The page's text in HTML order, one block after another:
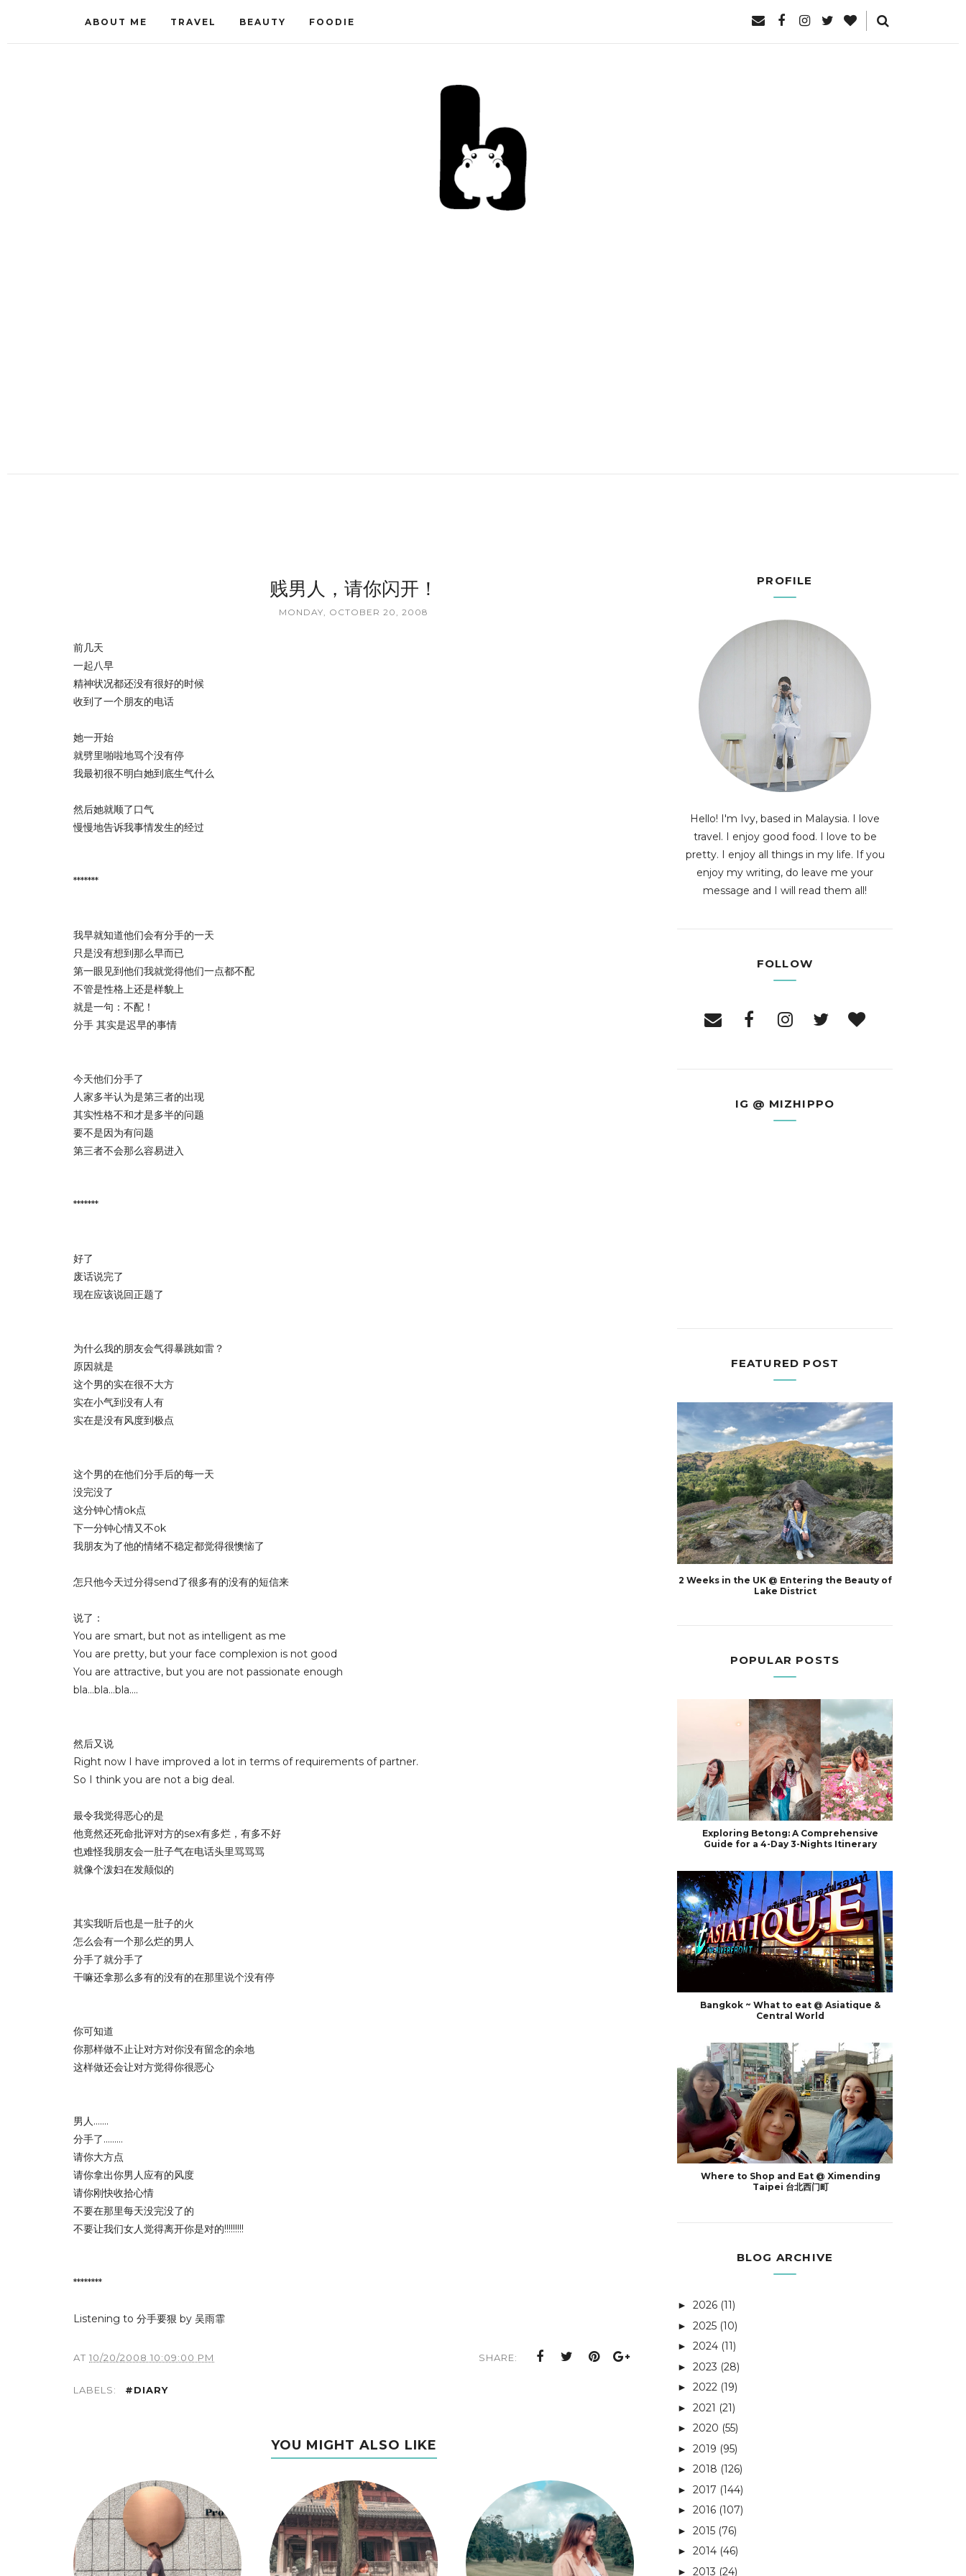
ABOUT ME TRAVEL BEAUTY FOODIE
贱男人，请你闪开！
MONDAY, OCTOBER 20, 2008
前几天
一起八早
精神状况都还没有很好的时候
收到了一个朋友的电话
她一开始
就劈里啪啦地骂个没有停
我最初很不明白她到底生气什么
然后她就顺了口气
慢慢地告诉我事情发生的经过
*******
我早就知道他们会有分手的一天
只是没有想到那么早而已
第一眼见到他们我就觉得他们一点都不配
不管是性格上还是样貌上
就是一句：不配！
分手 其实是迟早的事情
今天他们分手了
人家多半认为是第三者的出现
其实性格不和才是多半的问题
要不是因为有问题
第三者不会那么容易进入
*******
好了
废话说完了
现在应该说回正题了
为什么我的朋友会气得暴跳如雷？
原因就是
这个男的实在很不大方
实在小气到没有人有
实在是没有风度到极点
这个男的在他们分手后的每一天
没完没了
这分钟心情ok点
下一分钟心情又不ok
我朋友为了他的情绪不稳定都觉得很懊恼了
怎只他今天过分得send了很多有的没有的短信来
说了：
You are smart, but not as intelligent as me
You are pretty, but your face complexion is not good
You are attractive, but you are not passionate enough
bla...bla...bla....
然后又说
Right now I have improved a lot in terms of requirements of partner.
So I think you are not a big deal.
最令我觉得恶心的是
他竟然还死命批评对方的sex有多烂，有多不好
也难怪我朋友会一肚子气在电话头里骂骂骂
就像个泼妇在发颠似的
其实我听后也是一肚子的火
怎么会有一个那么烂的男人
分手了就分手了
干嘛还拿那么多有的没有的在那里说个没有停
你可知道
你那样做不止让对方对你没有留念的余地
这样做还会让对方觉得你很恶心
男人.......
分手了.........
请你大方点
请你拿出你男人应有的风度
请你刚快收拾心情
不要在那里每天没完没了的
不要让我们女人觉得离开你是对的!!!!!!!!!
********
Listening to 分手要狠 by 吴雨霏
AT 10/20/2008 10:09:00 PM SHARE:
LABELS: #DIARY
YOU MIGHT ALSO LIKE
PROFILE
Hello! I'm Ivy, based in Malaysia. I love
travel. I enjoy good food. I love to be
pretty. I enjoy all things in my life. If you
enjoy my writing, do leave me your
message and I will read them all!
FOLLOW
IG @ MIZHIPPO
FEATURED POST
2 Weeks in the UK @ Entering the Beauty of
Lake District
POPULAR POSTS
Exploring Betong: A Comprehensive
Guide for a 4-Day 3-Nights Itinerary
Bangkok ~ What to eat @ Asiatique &
Central World
Where to Shop and Eat @ Ximending
Taipei 台北西门町
BLOG ARCHIVE
► 2026 (11)
► 2025 (10)
► 2024 (11)
► 2023 (28)
► 2022 (19)
► 2021 (21)
► 2020 (55)
► 2019 (95)
► 2018 (126)
► 2017 (144)
► 2016 (107)
► 2015 (76)
► 2014 (46)
► 2013 (24)